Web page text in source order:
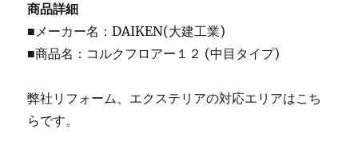
商品詳細
■メーカー名：DAIKEN(大建工業)
■商品名：コルクフロアー１２ (中目タイプ)
弊社リフォーム、エクステリアの対応エリアはこち
らです。